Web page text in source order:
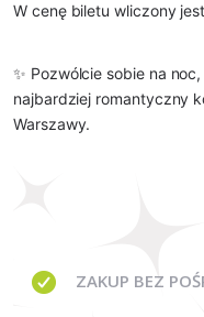
W cenę biletu wliczony
✨ Pozwólcie sobie na
najbardziej romantyczny
Warszawy.
ZAKUP BEZ